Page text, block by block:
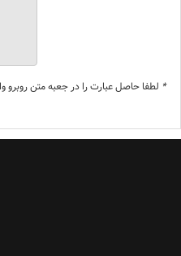
* لطفا حاصل عبارت را در جعبه متن روبرو